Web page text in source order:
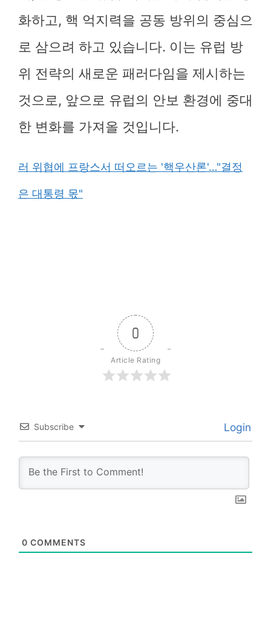
화하고, 핵 억지력을 공동 방위의 중심으
로 삼으려 하고 있습니다. 이는 유럽 방
위 전략의 새로운 패러다임을 제시하는
것으로, 앞으로 유럽의 안보 환경에 중대
한 변화를 가져올 것입니다.
러 위협에 프랑스서 떠오르는 '핵우산론'…"결정
은 대통령 몫"
0
Article Rating
Subscribe Login
0 COMMENTS